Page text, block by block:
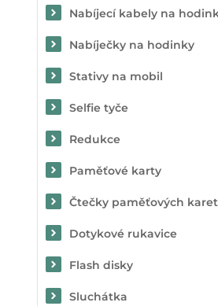
Nabíjecí kabely na
Nabíječky na hodinky
Stativy na mobil
Selfie tyče
Redukce
Paměťové karty
Čtečky paměťových karet
Dotykové rukavice
Flash disky
Sluchátka